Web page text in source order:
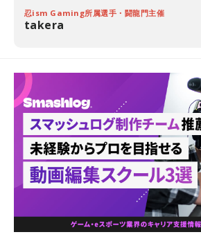
忍ism Gaming所属選手・闘龍門主催
takera